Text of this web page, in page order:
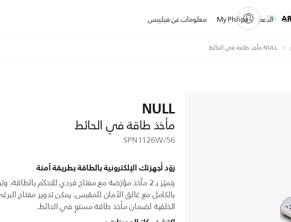
الدعم My Philips معلومات عن فيليبس EN
NULL مأخذ طاقة في الحائط
NULL
مأخذ طاقة في الحائط
SPN1126W/56
زوّد أجهزتك الإلكترونية بالطاقة بطريقة آمنة
يتميّز بـ 2 مآخذ مؤرّضة مع مفتاح فردي للتحكّم
بالكامل مع غالق الأمان للمقبس. يمكن تدوير مفتاح
الخلفية لضمان مأخذ طاقة مستوٍ في الحائط.